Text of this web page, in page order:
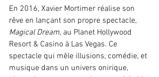
En 2016, Xavier Mortimer réalise son
rêve en lançant son propre spectacle,
Magical Dream, au Planet Hollywood
Resort & Casino à Las Vegas. Ce
spectacle qui mêle illusions, comédie, et
musique dans un univers onirique,